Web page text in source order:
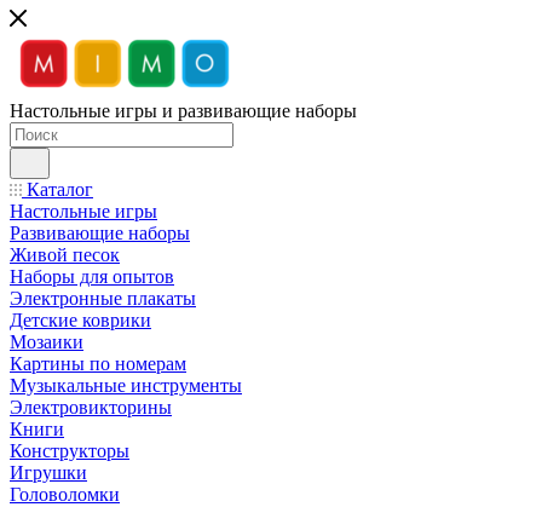
Настольные игры и развивающие наборы
Каталог
Настольные игры
Развивающие наборы
Живой песок
Наборы для опытов
Электронные плакаты
Детские коврики
Мозаики
Картины по номерам
Музыкальные инструменты
Электровикторины
Книги
Конструкторы
Игрушки
Головоломки